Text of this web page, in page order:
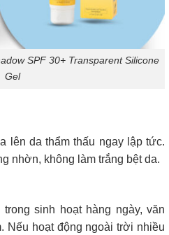
SPF 30+ Transparent Silicone
Gel
lên da thẩm thấu ngay lập tức.
nhờn, không làm trắng bệt da.
sinh hoạt hàng ngày, văn
Nếu hoạt động ngoài trời nhiều